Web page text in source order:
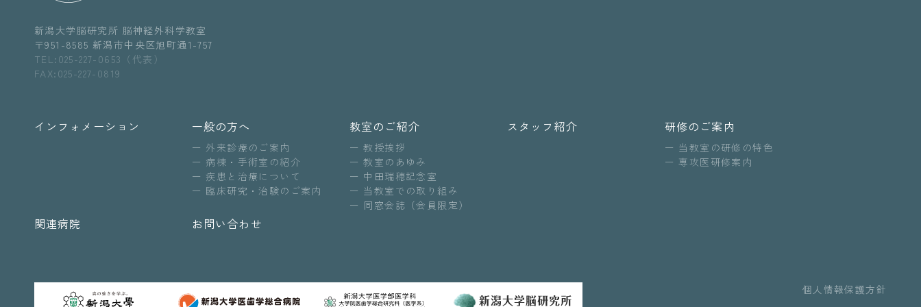
新潟大学脳研究所 脳神経外科学教室
〒951-8585 新潟市中央区旭町通1-757
TEL:025-227-0653（代表）
FAX:025-227-0819
インフォメーション 一般の方へ
外来診療のご案内
病棟・手術室の紹介
疾患と治療について
臨床研究・治験のご案内
教室のご紹介
教授挨拶
教室のあゆみ
中田瑞穂記念室
当教室での取り組み
同窓会誌（会員限定）
スタッフ紹介 研修のご案内
当教室の研修の特色
専攻医研修案内
関連病院 お問い合わせ
個人情報保護方針